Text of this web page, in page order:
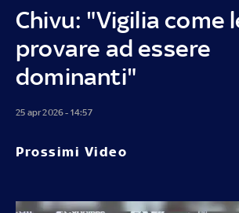
Chivu: "Vigilia come
provare ad essere
dominanti"
25 apr 2026 - 14:57
Prossimi Video